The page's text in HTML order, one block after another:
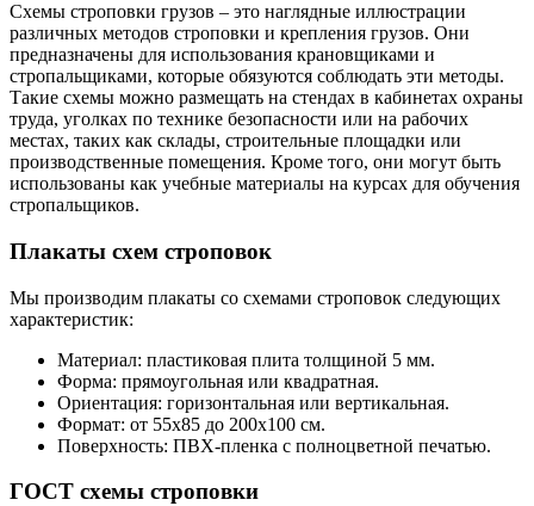
Схемы строповки грузов – это наглядные иллюстрации
различных методов строповки и крепления грузов. Они
предназначены для использования крановщиками и
стропальщиками, которые обязуются соблюдать эти методы.
Такие схемы можно размещать на стендах в кабинетах охраны
труда, уголках по технике безопасности или на рабочих
местах, таких как склады, строительные площадки или
производственные помещения. Кроме того, они могут быть
использованы как учебные материалы на курсах для обучения
стропальщиков.
Плакаты схем строповок
Мы производим плакаты со схемами строповок следующих
характеристик:
Материал: пластиковая плита толщиной 5 мм.
Форма: прямоугольная или квадратная.
Ориентация: горизонтальная или вертикальная.
Формат: от 55х85 до 200х100 см.
Поверхность: ПВХ-пленка с полноцветной печатью.
ГОСТ схемы строповки